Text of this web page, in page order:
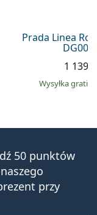
Prada Linea
1
Wysyłka gratis
50 punktów
przy